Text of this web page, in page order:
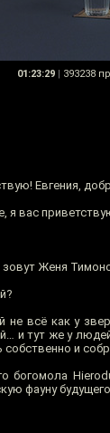
01:23:29 | 393238
Евгения,
я вас
Женя
не всё как у
и тут же у
и
богомола
фауну